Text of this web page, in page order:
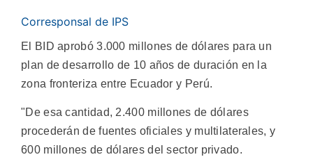
Corresponsal de IPS
El BID aprobó 3.000 millones de dólares para un
plan de desarrollo de 10 años de duración en la
zona fronteriza entre Ecuador y Perú.
"De esa cantidad, 2.400 millones de dólares
procederán de fuentes oficiales y multilaterales, y
600 millones de dólares del sector privado.